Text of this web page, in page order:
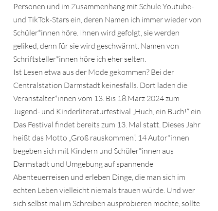
Personen und im Zusammenhang mit Schule Youtube-
und TikTok-Stars ein, deren Namen ich immer wieder von
Schüler*innen höre. Ihnen wird gefolgt, sie werden
geliked, denn für sie wird geschwärmt. Namen von
Schriftsteller*innen höre ich eher selten.
Ist Lesen etwa aus der Mode gekommen? Bei der
Centralstation Darmstadt keinesfalls. Dort laden die
Veranstalter*innen vom 13. Bis 18.März 2024 zum
Jugend- und Kinderliteraturfestival „Huch, ein Buch!“ ein.
Das Festival findet bereits zum 13. Mal statt. Dieses Jahr
heißt das Motto „Groß rauskommen“. 14 Autor*innen
begeben sich mit Kindern und Schüler*innen aus
Darmstadt und Umgebung auf spannende
Abenteuerreisen und erleben Dinge, die man sich im
echten Leben vielleicht niemals trauen würde. Und wer
sich selbst mal im Schreiben ausprobieren möchte, sollte